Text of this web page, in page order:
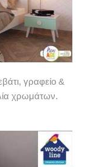
γραφείο &
χρωμάτων.